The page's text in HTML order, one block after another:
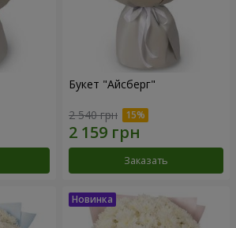
Букет "Айсберг"
2 540 грн
Заказать